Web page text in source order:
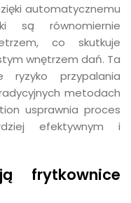
automatycznemu
są równomiernie
co skutkuje
wnętrzem dań. Ta
ryzyko przypalania
metodach
usprawnia proces
efektywnym i
frytkownice